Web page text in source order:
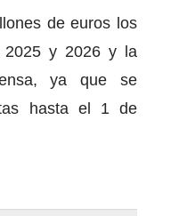
de euros los
y 2026 y la
ya que se
hasta el 1 de